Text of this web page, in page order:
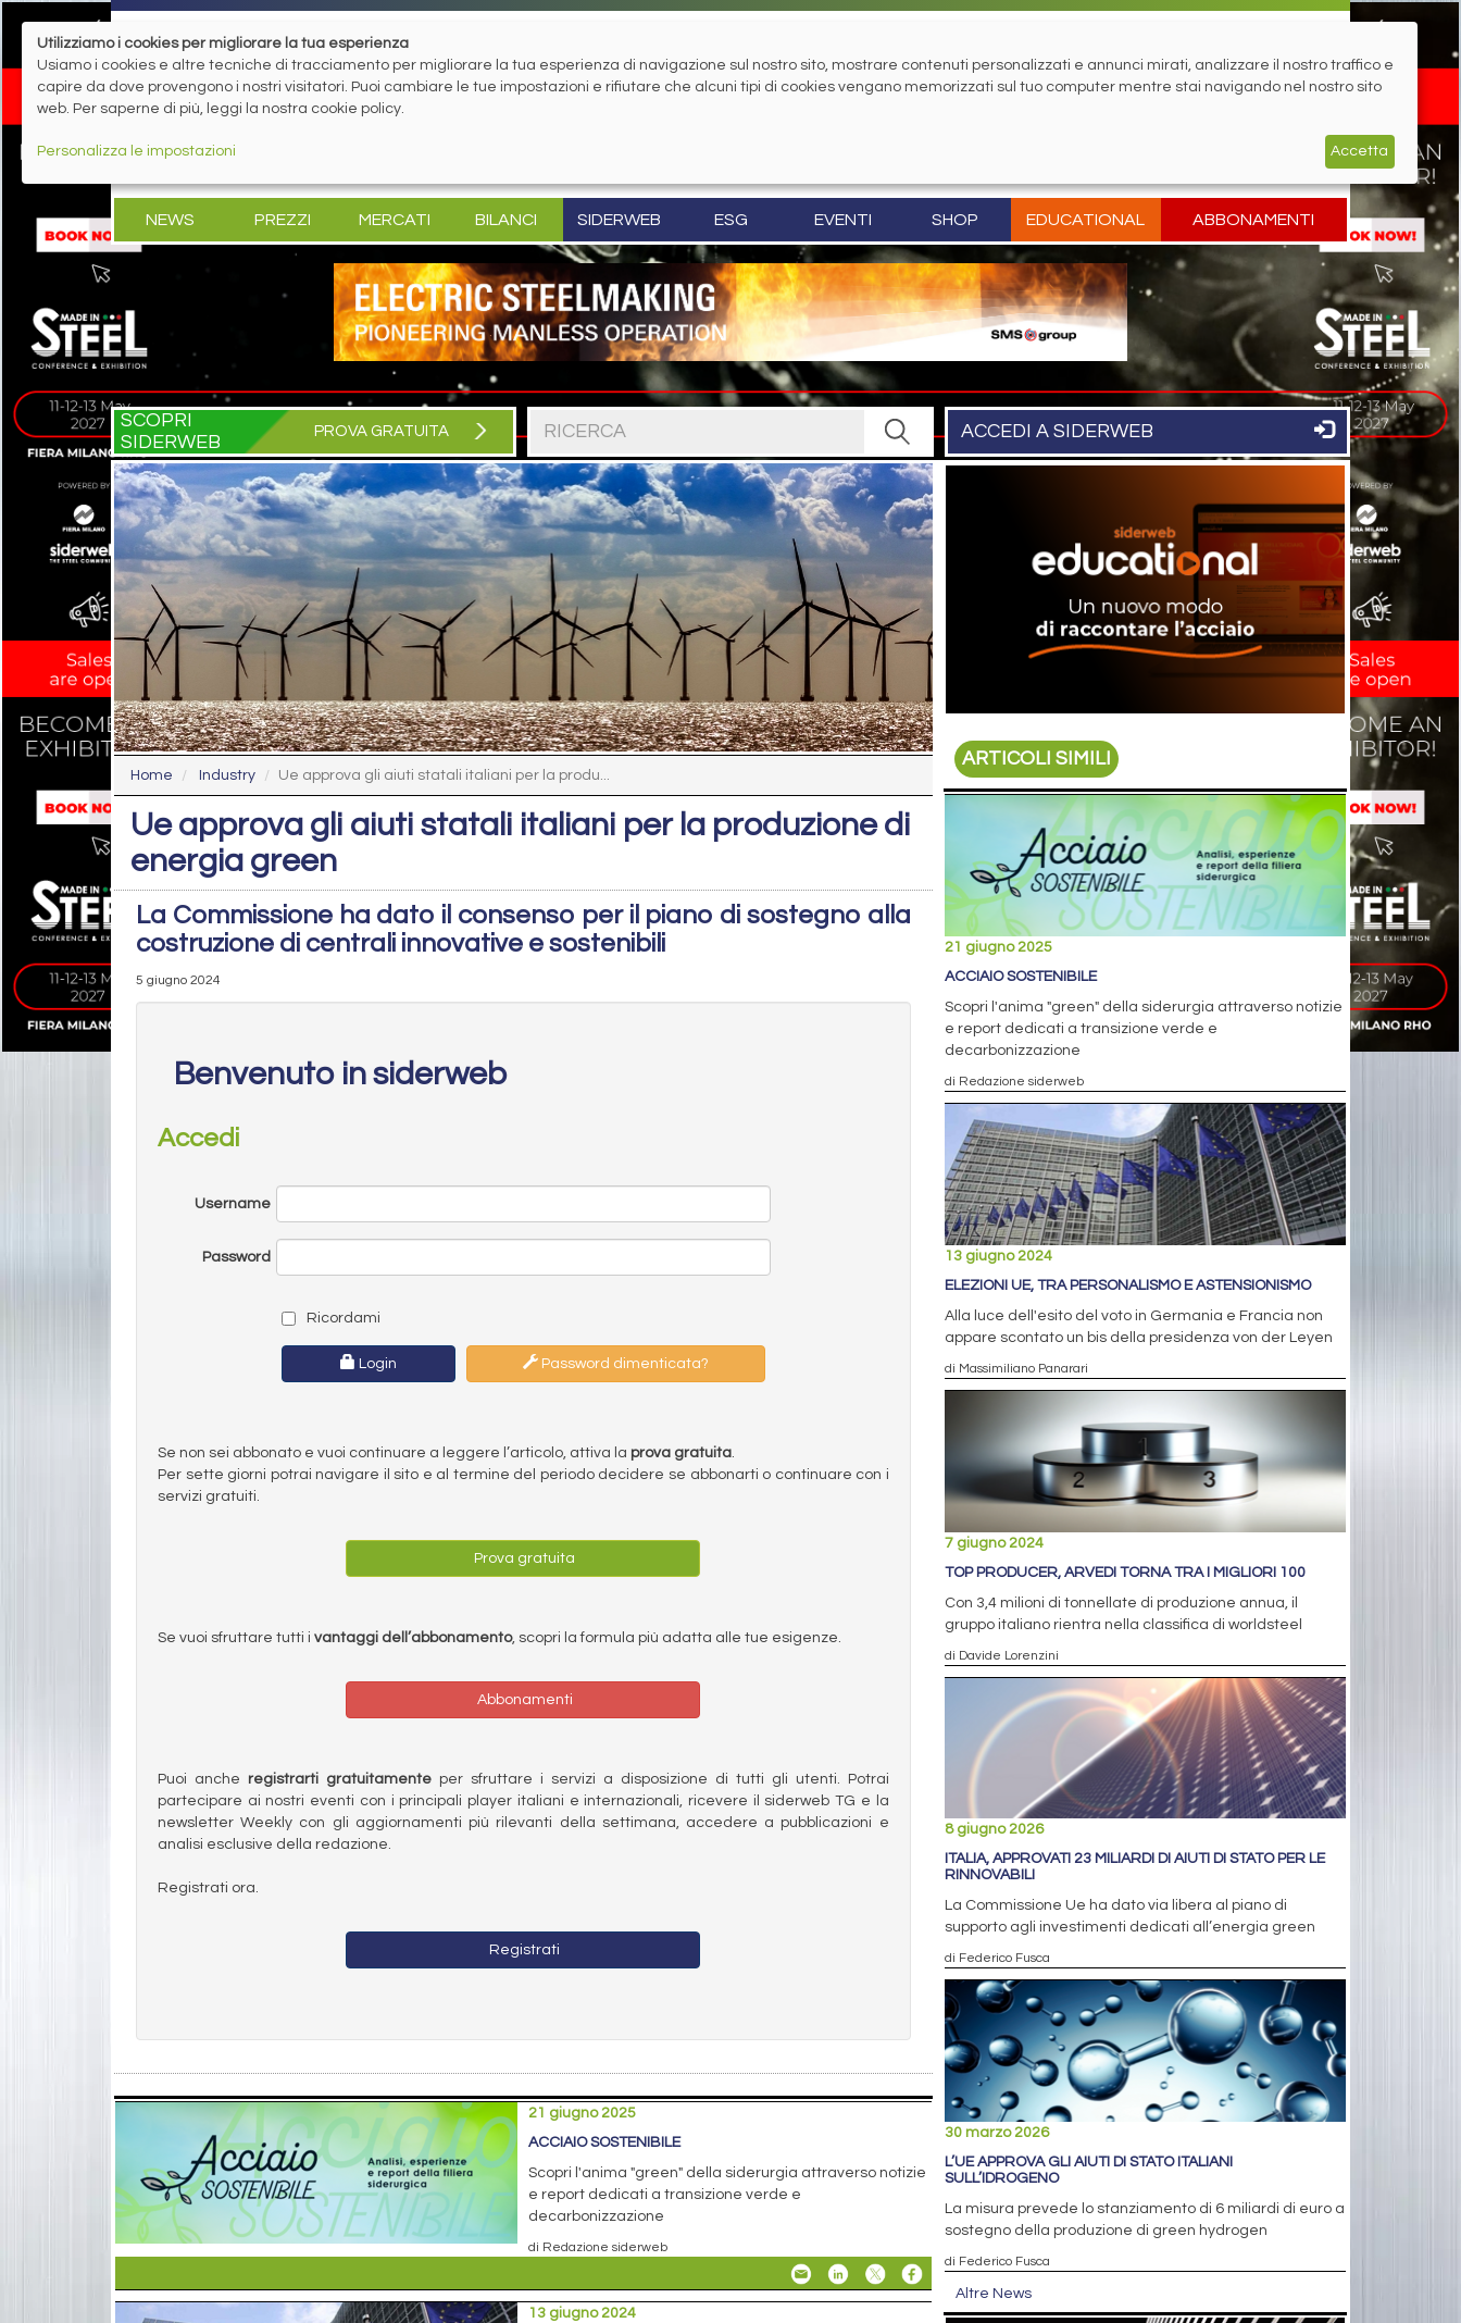
NEWS PREZZI MERCATI BILANCI SIDERWEB ESG EVENTI SHOP EDUCATIONAL ABBONAMENTI
SCOPRI
SIDERWEB
PROVA GRATUITA ACCEDI A SIDERWEB
Home Industry Ue approva gli aiuti statali italiani per la produ...
Ue approva gli aiuti statali italiani per la produzione di
energia green
La Commissione ha dato il consenso per il piano di sostegno alla
costruzione di centrali innovative e sostenibili
5 giugno 2024
Benvenuto in siderweb
Accedi
Username
Password
Ricordami
Login Password dimenticata?
Se non sei abbonato e vuoi continuare a leggere l’articolo, attiva la prova gratuita.
Per sette giorni potrai navigare il sito e al termine del periodo decidere se abbonarti o continuare con i
servizi gratuiti.
Prova gratuita
Se vuoi sfruttare tutti i vantaggi dell’abbonamento, scopri la formula più adatta alle tue esigenze.
Abbonamenti
Puoi anche registrarti gratuitamenteper sfruttare i servizi a disposizione di tutti gli utenti. Potrai
partecipare ai nostri eventi con i principali player italiani e internazionali, ricevere il siderweb TG e la
newsletter Weekly con gli aggiornamenti più rilevanti della settimana, accedere a pubblicazioni e
analisi esclusive della redazione.
Registrati ora.
Registrati
21 giugno 2025
ACCIAIO SOSTENIBILE
Scopri l'anima "green" della siderurgia attraverso notizie
e report dedicati a transizione verde e
decarbonizzazione
di Redazione siderweb
13 giugno 2024
ARTICOLI SIMILI
21 giugno 2025
ACCIAIO SOSTENIBILE
Scopri l'anima "green" della siderurgia attraverso notizie
e report dedicati a transizione verde e
decarbonizzazione
di Redazione siderweb
13 giugno 2024
ELEZIONI UE, TRA PERSONALISMO E ASTENSIONISMO
Alla luce dell'esito del voto in Germania e Francia non
appare scontato un bis della presidenza von der Leyen
di Massimiliano Panarari
7 giugno 2024
TOP PRODUCER, ARVEDI TORNA TRA I MIGLIORI 100
Con 3,4 milioni di tonnellate di produzione annua, il
gruppo italiano rientra nella classifica di worldsteel
di Davide Lorenzini
8 giugno 2026
ITALIA, APPROVATI 23 MILIARDI DI AIUTI DI STATO PER LE
RINNOVABILI
La Commissione Ue ha dato via libera al piano di
supporto agli investimenti dedicati all’energia green
di Federico Fusca
30 marzo 2026
L’UE APPROVA GLI AIUTI DI STATO ITALIANI
SULL’IDROGENO
La misura prevede lo stanziamento di 6 miliardi di euro a
sostegno della produzione di green hydrogen
di Federico Fusca
Altre News
Utilizziamo i cookies per migliorare la tua esperienza
Usiamo i cookies e altre tecniche di tracciamento per migliorare la tua esperienza di navigazione sul nostro sito, mostrare contenuti personalizzati e annunci mirati, analizzare il nostro traffico e
capire da dove provengono i nostri visitatori. Puoi cambiare le tue impostazioni e rifiutare che alcuni tipi di cookies vengano memorizzati sul tuo computer mentre stai navigando nel nostro sito
web. Per saperne di più, leggi la nostra cookie policy.
Personalizza le impostazioni Accetta